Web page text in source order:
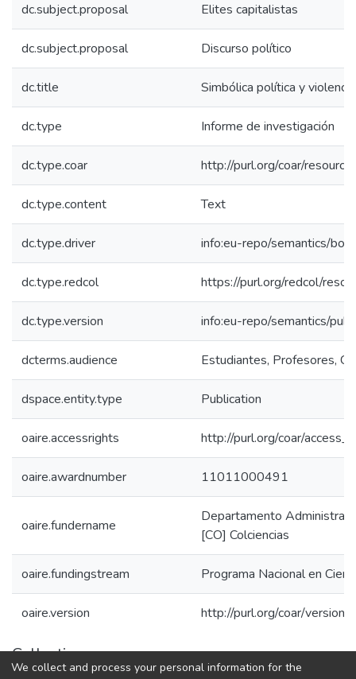
dc.subject.proposal Elites capitalistas
dc.subject.proposal Discurso político
dc.title Simbólica política y
dc.type Informe de investigación
dc.type.coar http://purl.org/coar/
dc.type.content Text
dc.type.driver info:eu-repo/semantics/
dc.type.redcol https://purl.org/redcol/
dc.type.version info:eu-repo/semantics/
dcterms.audience Estudiantes, Profesores,
dspace.entity.type Publication
oaire.accessrights http://purl.org/coar/
oaire.awardnumber 11011000491
oaire.fundername
Departamento
[CO] Colciencias
oaire.fundingstream Programa Nacional en
oaire.version http://purl.org/coar/
Collections
We collect and process your personal information for the